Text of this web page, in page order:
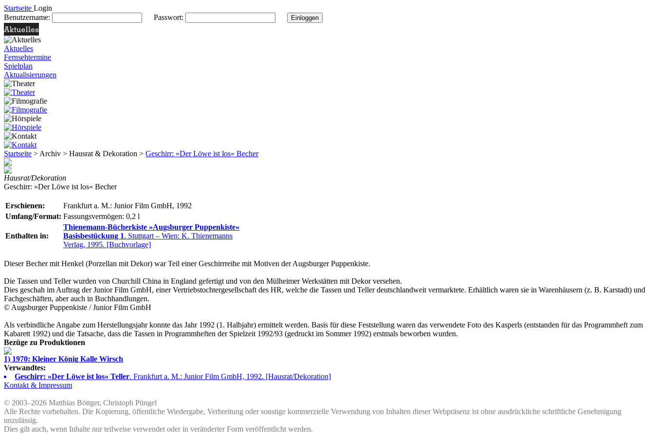
Startseite Login
Benutzername:
Passwort:
Aktuelles
Fernsehtermine
Spielplan
Aktualisierungen
Startseite > Archiv > Hausrat & Dekoration > Geschirr: »Der Löwe ist los« Becher
Hausrat/Dekoration
Geschirr: »Der Löwe ist los« Becher
Erschienen:
Frankfurt a. M.: Junior Film GmbH, 1992
Umfang/Format: Fassungsvermögen: 0,2 l
Enthalten in:
Thienemann-Bücherkiste »Augsburger Puppenkiste«
Basisbestückung 1. Stuttgart – Wien: K. Thienemanns
Verlag, 1995. [Buchvorlage]
Dieser Becher mit Henkel (Porzellan mit Dekor) war Teil einer Geschirrreihe mit Motiven derAugsburger Puppenkiste.
Die Tassen und Teller wurden von Churchill China in England gefertigt und von den Mülheimer Werkstätten mit Dekor versehen.
Dies geschah im Auftrag derJunior Film GmbH, einer Vertriebstochtergesellschaft des HR, welche die Tassen und Teller deutschlandweit vermarktete. Erhältlich waren sie in Warenhäusern (z. B. Karstadt) und
Fachgeschäften, aber auch in Buchhandlungen.
© Augsburger Puppenkiste /Junior Film GmbH
Als verbindliche Angabe zum Herstellungsjahr konnte das Jahr 1992 (1. Halbjahr) ermittelt werden. Basis für diese Feststellung waren das verwendete Foto des Kasperls (entstanden für das Programmheft zum
Kabarett 1992) und die Tatsache, dass die Tassen in Programmheften der Spielzeit 1992/93 (gedruckt im Sommer 1992) erstmals beworben wurden.
Bezüge zu Produktionen
1) 1970: Kleiner König Kalle Wirsch
Verwandtes:
Geschirr: »Der Löwe ist los« Teller. Frankfurt a. M.: Junior Film GmbH, 1992. [Hausrat/Dekoration]
Kontakt & Impressum
© 2003–2026 Matthias Böttger, Christoph Püngel
Alle Rechte vorbehalten. Die Kopierung, öffentliche Wiedergabe, Verbreitung oder sonstige kommerzielle Verwendung von Inhalten dieser Webpräsenz ist ohne ausdrückliche schriftliche Genehmigung
unzulässig.
Dies gilt auch, wenn Inhalte nur teilweise verwendet oder in veränderter Form veröffentlicht werden.